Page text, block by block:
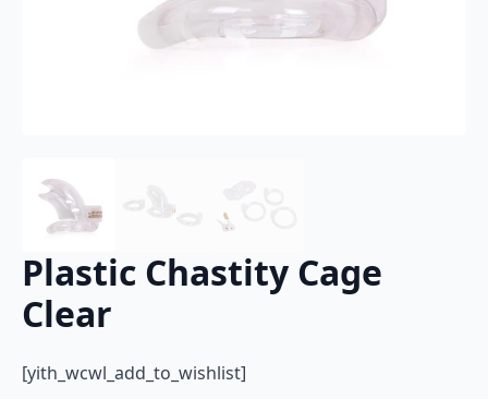
Plastic Chastity Cage
Clear
[yith_wcwl_add_to_wishlist]